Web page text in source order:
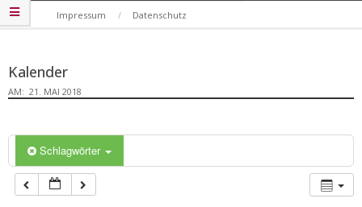
Secondary
Navigation
Impressum Datenschutz
Kalender
AM: 21. MAI 2018
Schlagwörter